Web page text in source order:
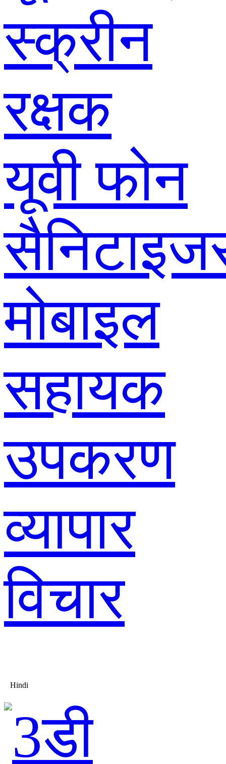
स्क्रीन
रक्षक
यूवी फोन
मोबाइल
सहायक
उपकरण
व्यापार
विचार
Hindi